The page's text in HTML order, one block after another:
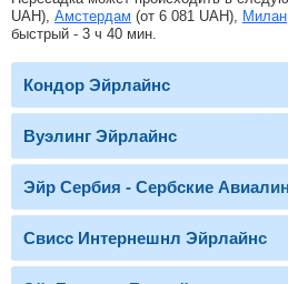
UAH), Амстердам (от 6 081 UAH), Милан
быстрый - 3 ч 40 мин.
Кондор Эйрлайнс
Вуэлинг Эйрлайнс
Эйр Сербия - Сербские
Свисс Интернешнл Эйрлайнс